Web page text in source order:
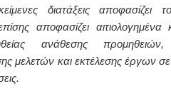
διατάξεις αποφασίζει
αποφασίζει αιτιολογημένα
ανάθεσης
μελετών και εκτέλεσης έργων σε